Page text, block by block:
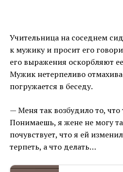
Учительница на соседнем
к мужику и просит его
его выражения оскорбляют
Мужик нетерпеливо
погружается в беседу.
— Меня так возбудило то,
Понимаешь, я жене не могу
почувствует, что я ей
терпеть, а что делать…